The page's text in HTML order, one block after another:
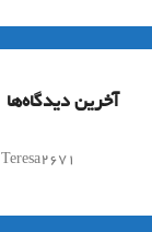
آخرین دیدگاه‌ها
Teresa2671